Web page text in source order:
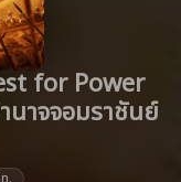
for Power
นาจจอมราชันย์